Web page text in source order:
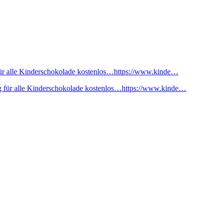
alle Kinderschokolade kostenlos…https://www.kinde…
für alle Kinderschokolade kostenlos…https://www.kinde…